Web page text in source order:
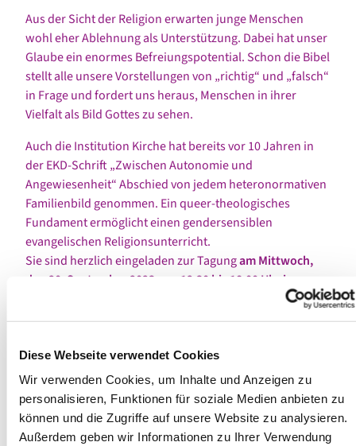
Diese Webseite verwendet Cookies
Wir verwenden Cookies, um Inhalte und Anzeigen zu
personalisieren, Funktionen für soziale Medien anbieten zu
können und die Zugriffe auf unsere Website zu analysieren.
Außerdem geben wir Informationen zu Ihrer Verwendung
Aus der Sicht der Religion erwarten junge Menschen
wohl eher Ablehnung als Unterstützung. Dabei hat unser
Glaube ein enormes Befreiungspotential. Schon die Bibel
stellt alle unsere Vorstellungen von „richtig“ und „falsch“
in Frage und fordert uns heraus, Menschen in ihrer
Vielfalt als Bild Gottes zu sehen.
Auch die Institution Kirche hat bereits vor 10 Jahren in
der EKD-Schrift „Zwischen Autonomie und
Angewiesenheit“ Abschied von jedem heteronormativen
Familienbild genommen. Ein queer-theologisches
Fundament ermöglicht einen gendersensiblen
evangelischen Religionsunterricht.
Sie sind herzlich eingeladen zur Tagungam Mittwoch,
den 20. September 2023 von 12.30 bis 18.00 Uhr im
Wermelskirchen.
Ein Imbiss wird gereicht. Wir freuen uns auf Sie!
Tagungsprogramm
Beginn: 12.30 Uhr Stehkaffee